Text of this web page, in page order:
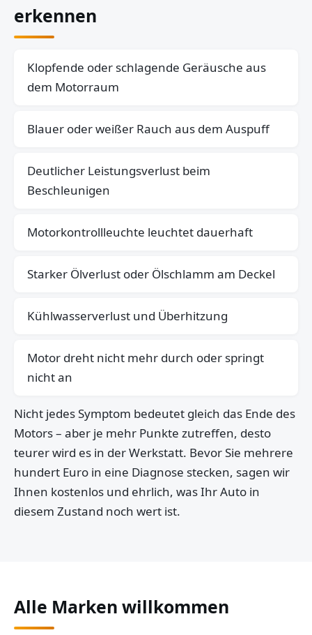
erkennen
Klopfende oder schlagende Geräusche aus
dem Motorraum
Blauer oder weißer Rauch aus dem Auspuff
Deutlicher Leistungsverlust beim
Beschleunigen
Motorkontrollleuchte leuchtet dauerhaft
Starker Ölverlust oder Ölschlamm am Deckel
Kühlwasserverlust und Überhitzung
Motor dreht nicht mehr durch oder springt
nicht an
Nicht jedes Symptom bedeutet gleich das Ende des
Motors – aber je mehr Punkte zutreffen, desto
teurer wird es in der Werkstatt. Bevor Sie mehrere
hundert Euro in eine Diagnose stecken, sagen wir
Ihnen kostenlos und ehrlich, was Ihr Auto in
diesem Zustand noch wert ist.
Alle Marken willkommen